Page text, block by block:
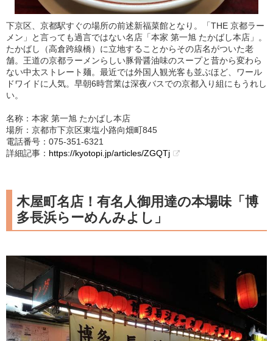
下京区、京都駅すぐの場所の前述新福菜館となり。「THE 京都ラー
メン」と言っても過言ではない名店「本家 第一旭 たかばし本店」。
たかばし（高倉跨線橋）に立地することからその店名がついた老
舗。王道の京都ラーメンらしい豚骨醤油味のスープと昔から変わら
ない中太ストレート麺。最近では外国人観光客も並ぶほど、ワール
ドワイドに人気。早朝6時営業は深夜バスでの京都入り組にもうれし
い。
名称：本家 第一旭 たかばし本店
場所：京都市下京区東塩小路向畑町845
電話番号：075-351-6321
詳細記事： https://kyotopi.jp/articles/ZGQTj
木屋町名店！有名人御用達の本場味「博
多長浜らーめんみよし」